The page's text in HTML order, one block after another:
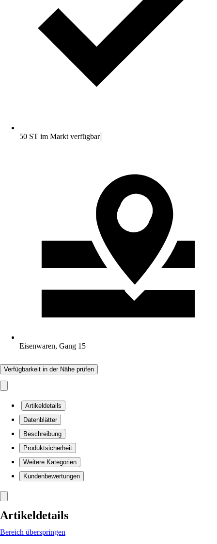
50 ST im Markt verfügbar
Eisenwaren, Gang 15
Verfügbarkeit in der Nähe prüfen
Artikeldetails
Datenblätter
Beschreibung
Produktsicherheit
Weitere Kategorien
Kundenbewertungen
Artikeldetails
Bereich überspringen